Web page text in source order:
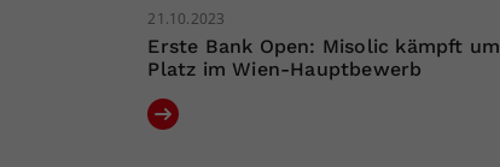
21.10.2023
Erste Bank Open: Misolic kämpft um
Platz im Wien-Hauptbewerb